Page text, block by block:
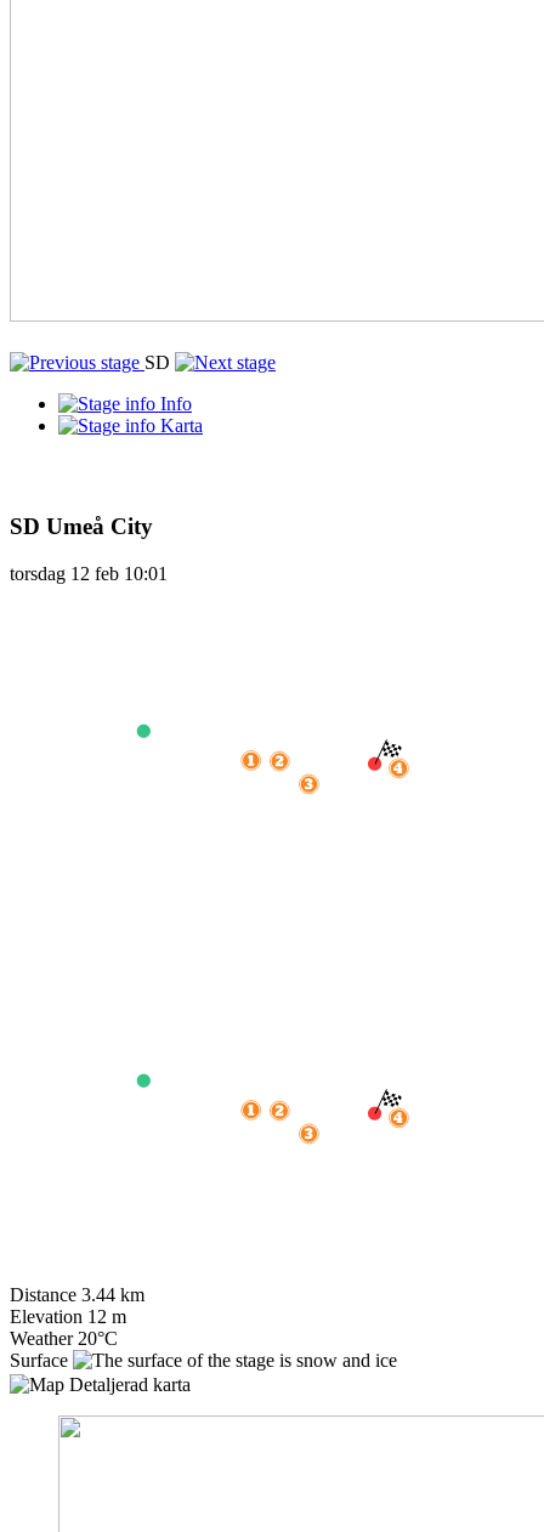
SD
Info
Karta
SD Umeå City
torsdag 12 feb 10:01
Distance 3.44 km
Elevation 12 m
Weather 20°C
Surface
Detaljerad karta